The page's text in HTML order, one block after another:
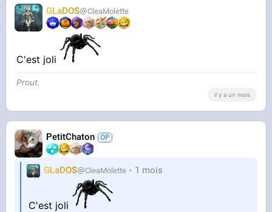
GLaDOS CleaMolette
C'est joli
Prout.
il y a un mois
PetitChaton
GLaDOS CleaMolette 1 mois
C'est joli